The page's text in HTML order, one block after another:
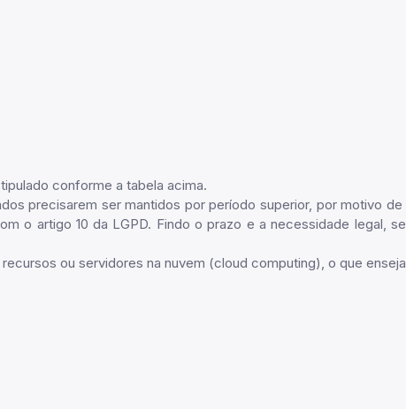
conforme a tabela acima.
precisarem ser mantidos por período superior, por motivo
o artigo 10 da LGPD. Findo o prazo e a necessidade
ou servidores na nuvem (cloud computing), o que